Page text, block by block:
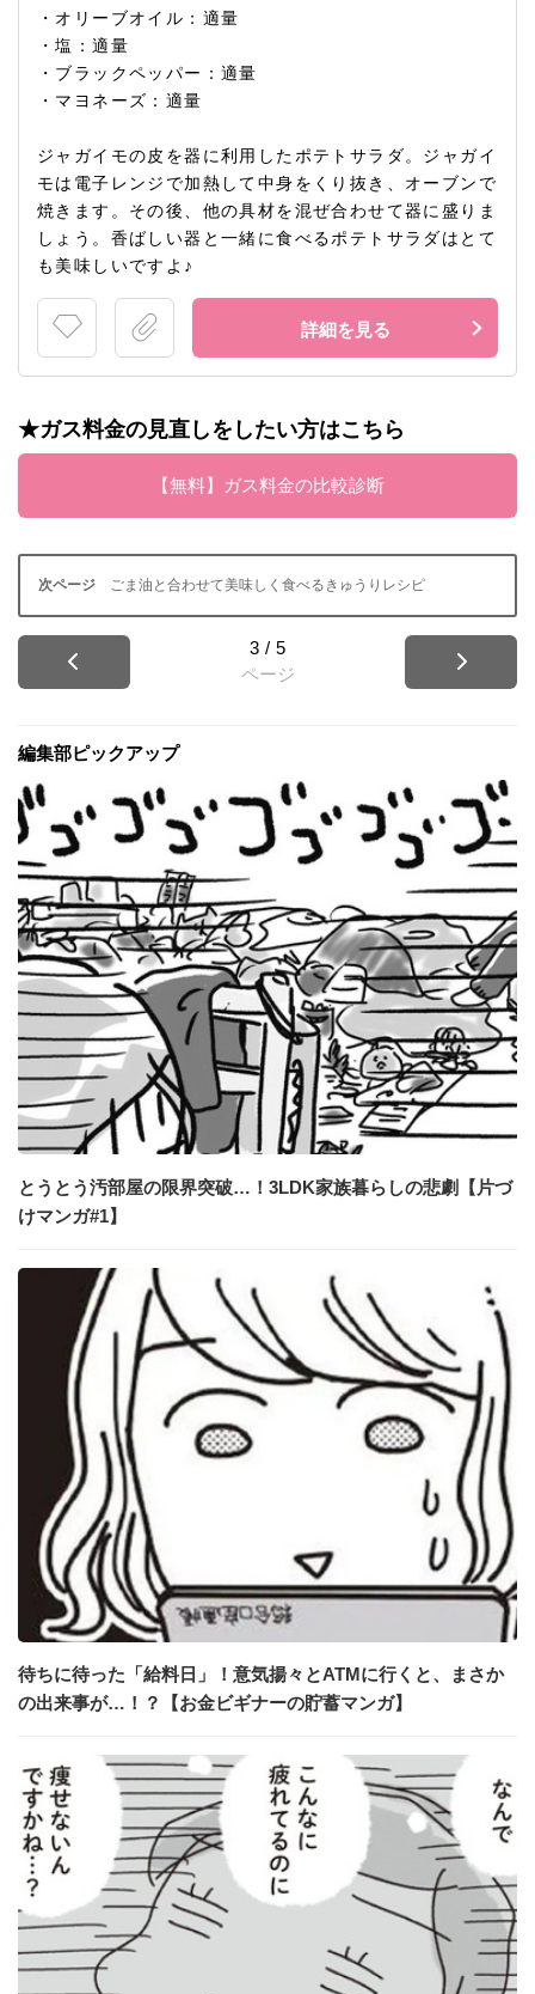
・オリーブオイル：適量
・塩：適量
・ブラックペッパー：適量
・マヨネーズ：適量
ジャガイモの皮を器に利用したポテトサラダ。ジャガイ
モは電子レンジで加熱して中身をくり抜き、オーブンで
焼きます。その後、他の具材を混ぜ合わせて器に盛りま
しょう。香ばしい器と一緒に食べるポテトサラダはとて
も美味しいですよ♪
詳細を見る
★ガス料金の見直しをしたい方はこちら
【無料】ガス料金の比較診断
ごま油と合わせて美味しく食べるきゅうりレシピ
3 / 5
ページ
編集部ピックアップ
とうとう汚部屋の限界突破…！3LDK家族暮らしの悲劇【片づ
けマンガ#1】
待ちに待った「給料日」！意気揚々とATMに行くと、まさか
の出来事が…！？【お金ビギナーの貯蓄マンガ】